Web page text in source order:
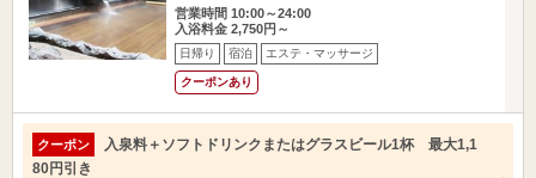
営業時間 10:00～24:00
入浴料金 2,750円～
日帰り 宿泊 エステ・マッサージ
クーポンあり
クーポン
入泉料＋ソフトドリンクまたはグラスビール1杯 最大1,1
80円引き